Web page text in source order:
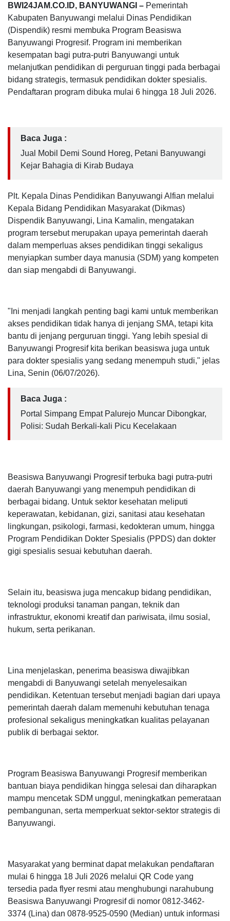
BWI24JAM.CO.ID, BANYUWANGI – Pemerintah
Kabupaten Banyuwangi melalui Dinas Pendidikan
(Dispendik) resmi membuka Program Beasiswa
Banyuwangi Progresif. Program ini memberikan
kesempatan bagi putra-putri Banyuwangi untuk
melanjutkan pendidikan di perguruan tinggi pada berbagai
bidang strategis, termasuk pendidikan dokter spesialis.
Pendaftaran program dibuka mulai 6 hingga 18 Juli 2026.
Baca Juga :
Jual Mobil Demi Sound Horeg, Petani Banyuwangi
Kejar Bahagia di Kirab Budaya
Plt. Kepala Dinas Pendidikan Banyuwangi Alfian melalui
Kepala Bidang Pendidikan Masyarakat (Dikmas)
Dispendik Banyuwangi, Lina Kamalin, mengatakan
program tersebut merupakan upaya pemerintah daerah
dalam memperluas akses pendidikan tinggi sekaligus
menyiapkan sumber daya manusia (SDM) yang kompeten
dan siap mengabdi di Banyuwangi.
"Ini menjadi langkah penting bagi kami untuk memberikan
akses pendidikan tidak hanya di jenjang SMA, tetapi kita
bantu di jenjang perguruan tinggi. Yang lebih spesial di
Banyuwangi Progresif kita berikan beasiswa juga untuk
para dokter spesialis yang sedang menempuh studi," jelas
Lina, Senin (06/07/2026).
Baca Juga :
Portal Simpang Empat Palurejo Muncar Dibongkar,
Polisi: Sudah Berkali-kali Picu Kecelakaan
Beasiswa Banyuwangi Progresif terbuka bagi putra-putri
daerah Banyuwangi yang menempuh pendidikan di
berbagai bidang. Untuk sektor kesehatan meliputi
keperawatan, kebidanan, gizi, sanitasi atau kesehatan
lingkungan, psikologi, farmasi, kedokteran umum, hingga
Program Pendidikan Dokter Spesialis (PPDS) dan dokter
gigi spesialis sesuai kebutuhan daerah.
Selain itu, beasiswa juga mencakup bidang pendidikan,
teknologi produksi tanaman pangan, teknik dan
infrastruktur, ekonomi kreatif dan pariwisata, ilmu sosial,
hukum, serta perikanan.
Lina menjelaskan, penerima beasiswa diwajibkan
mengabdi di Banyuwangi setelah menyelesaikan
pendidikan. Ketentuan tersebut menjadi bagian dari upaya
pemerintah daerah dalam memenuhi kebutuhan tenaga
profesional sekaligus meningkatkan kualitas pelayanan
publik di berbagai sektor.
Program Beasiswa Banyuwangi Progresif memberikan
bantuan biaya pendidikan hingga selesai dan diharapkan
mampu mencetak SDM unggul, meningkatkan pemerataan
pembangunan, serta memperkuat sektor-sektor strategis di
Banyuwangi.
Masyarakat yang berminat dapat melakukan pendaftaran
mulai 6 hingga 18 Juli 2026 melalui QR Code yang
tersedia pada flyer resmi atau menghubungi narahubung
Beasiswa Banyuwangi Progresif di nomor 0812-3462-
3374 (Lina) dan 0878-9525-0590 (Median) untuk informasi